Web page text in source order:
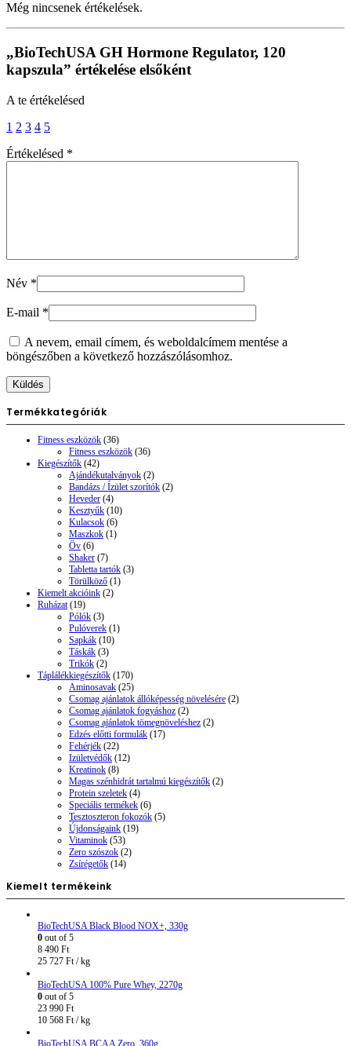
Még nincsenek értékelések.
„BioTechUSA GH Hormone Regulator, 120
kapszula” értékelése elsőként
A te értékelésed
1 2 3 4 5
Értékelésed *
Név *
E-mail *
A nevem, email címem, és weboldalcímem mentése a
böngészőben a következő hozzászólásomhoz.
Termékkategóriák
Fitness eszközök (36)
Fitness eszközök (36)
Kiegészítők (42)
Ajándékutalványok (2)
Bandázs / Ízület szorítók (2)
Heveder (4)
Kesztyűk (10)
Kulacsok (6)
Maszkok (1)
Öv (6)
Shaker (7)
Tabletta tartók (3)
Törülköző (1)
Kiemelt akcióink (2)
Ruházat (19)
Pólók (3)
Pulóverek (1)
Sapkák (10)
Táskák (3)
Trikók (2)
Táplálékkiegészítők (170)
Aminosavak (25)
Csomag ajánlatok állóképesség növelésére (2)
Csomag ajánlatok fogyáshoz (2)
Csomag ajánlatok tömegnöveléshez (2)
Edzés előtti formulák (17)
Fehérjék (22)
Izületvédők (12)
Kreatinok (8)
Magas szénhidrát tartalmú kiegészítők (2)
Protein szeletek (4)
Speciális termékek (6)
Tesztoszteron fokozók (5)
Újdonságaink (19)
Vitaminok (53)
Zero szószok (2)
Zsírégetők (14)
Kiemelt termékeink
BioTechUSA Black Blood NOX+, 330g
0 out of 5
8 490 Ft
25 727 Ft / kg
BioTechUSA 100% Pure Whey, 2270g
0 out of 5
23 990 Ft
10 568 Ft / kg
BioTechUSA BCAA Zero, 360g